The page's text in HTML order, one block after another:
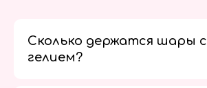
Сколько держатся шары с
гелием?